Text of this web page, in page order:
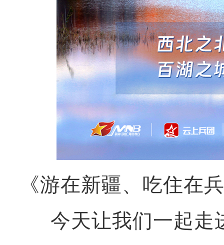
《游在新疆、吃住在
今天让我们一起走